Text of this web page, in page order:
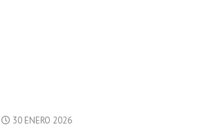
30 ENERO 2026